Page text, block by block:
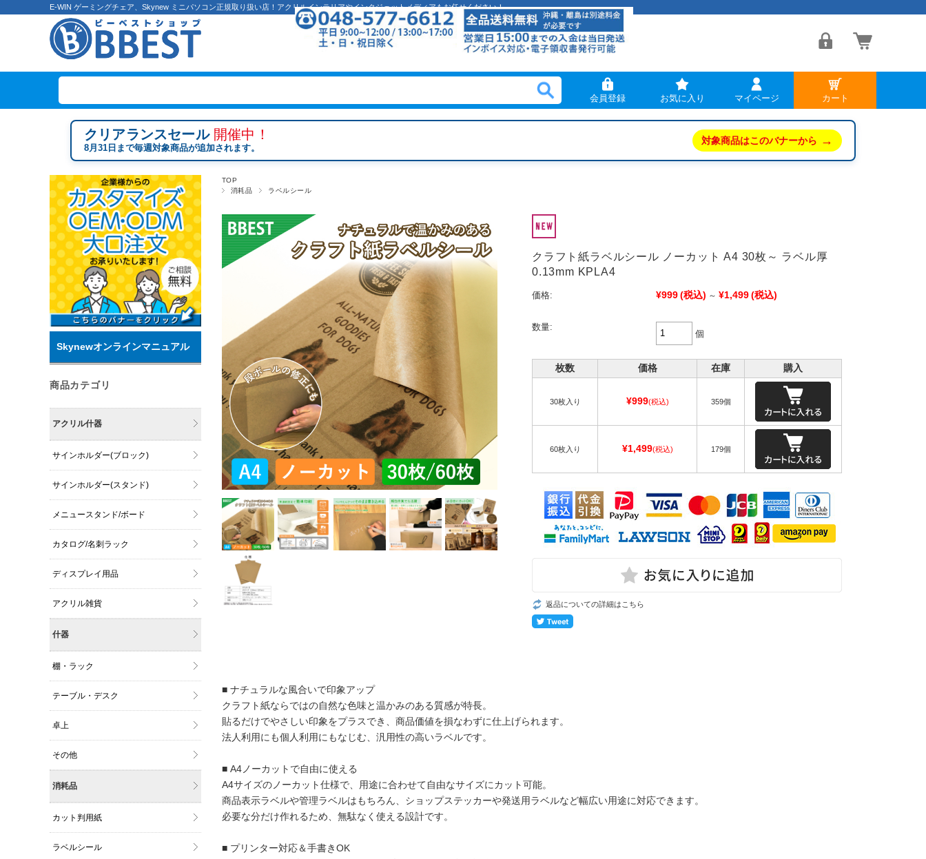
E-WIN ゲーミングチェア、Skynew ミニパソコン正規取り扱い店！アクリルインテリアやインクジェットメディアもお任せください！
会員登録 お気に入り マイページ カート
クリアランスセール 開催中！
8月31日まで毎週対象商品が追加されます。
対象商品はこのバナーから →
TOP
消耗品
ラベルシール
クラフト紙ラベルシール ノーカット A4 30枚～ ラベル厚
0.13mm KPLA4
価格: ¥999(税込) ～ ¥1,499(税込)
数量:
個
枚数 価格 在庫 購入
30枚入り ¥999(税込) 359個
60枚入り ¥1,499(税込) 179個
返品についての詳細はこちら
■ ナチュラルな風合いで印象アップ
クラフト紙ならではの自然な色味と温かみのある質感が特長。
貼るだけでやさしい印象をプラスでき、商品価値を損なわずに仕上げられます。
法人利用にも個人利用にもなじむ、汎用性の高いラベルです。
■ A4ノーカットで自由に使える
A4サイズのノーカット仕様で、用途に合わせて自由なサイズにカット可能。
商品表示ラベルや管理ラベルはもちろん、ショップステッカーや発送用ラベルなど幅広い用途に対応できます。
必要な分だけ作れるため、無駄なく使える設計です。
■ プリンター対応＆手書きOK
Skynewオンラインマニュアル
商品カテゴリ
アクリル什器
サインホルダー(ブロック)
サインホルダー(スタンド)
メニュースタンド/ボード
カタログ/名刺ラック
ディスプレイ用品
アクリル雑貨
什器
棚・ラック
テーブル・デスク
卓上
その他
消耗品
カット判用紙
ラベルシール